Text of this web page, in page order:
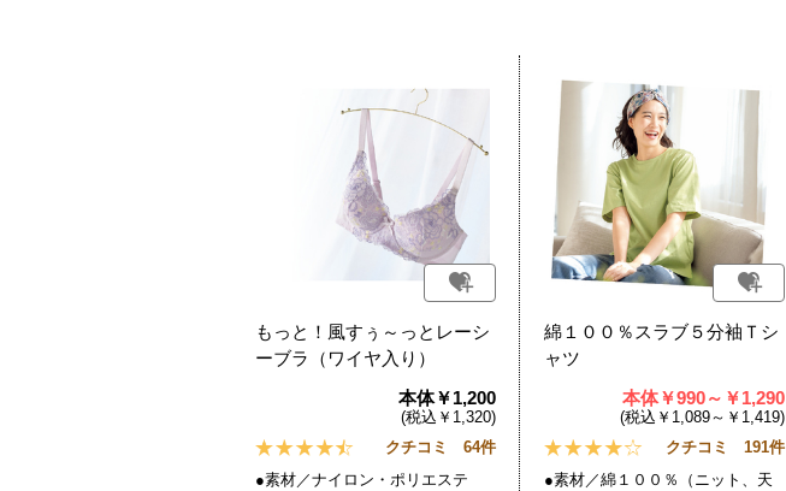
もっと！風すぅ～っとレーシ
ーブラ（ワイヤ入り）
本体￥1,200
(税込￥1,320)
クチコミ 64件
●素材／ナイロン・ポリエステ
綿１００％スラブ５分袖Ｔシ
ャツ
本体￥990～￥1,290
(税込￥1,089～￥1,419)
クチコミ 191件
●素材／綿１００％（ニット、天